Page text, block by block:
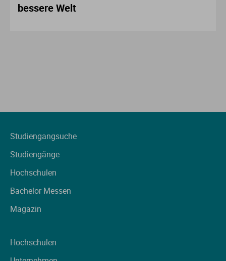
bessere Welt
Studiengangsuche
Studiengänge
Hochschulen
Bachelor Messen
Magazin
Hochschulen